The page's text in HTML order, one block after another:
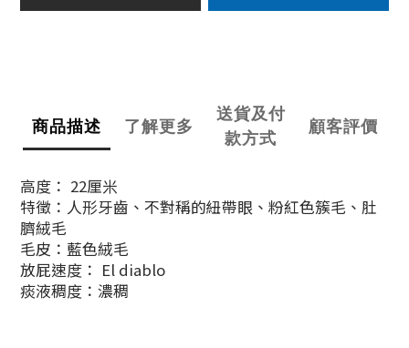
商品描述 了解更多
送貨及付
款方式
顧客評價
高度： 22厘米
特徵：人形牙齒、不對稱的紐帶眼、粉紅色簇毛、肚
臍絨毛
毛皮：藍色絨毛
放屁速度： El diablo
痰液稠度：濃稠